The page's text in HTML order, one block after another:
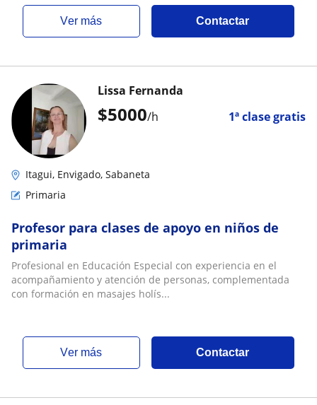
ver más Contactar
$5000/h 1ª clase gratis
Lissa Fernanda
Itagui, Envigado, Sabaneta
Primaria
Profesor para clases de apoyo en niños de
primaria
Profesional en Educación Especial con experiencia en el
acompañamiento y atención de personas, complementada
con formación en masajes holís...
ver más Contactar